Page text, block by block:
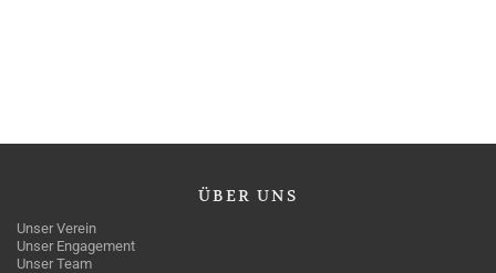
ÜBER UNS
Unser Verein
Unser Engagement
Unser Team